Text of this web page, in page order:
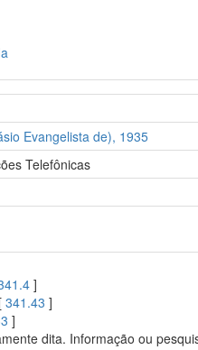
Evangelista de), 1935
Telefônicas
]
341.43 ]
]
dita. Informação ou